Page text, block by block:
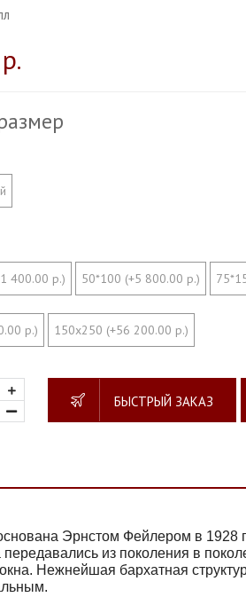
400.00 р.) 50*100 (+5 800.00 р.)
р.) 150х250 (+56 200.00 р.)
БЫСТРЫЙ ЗАКАЗ
Эрнстом Фейлером в 1928
из поколения в
Нежнейшая бархатная